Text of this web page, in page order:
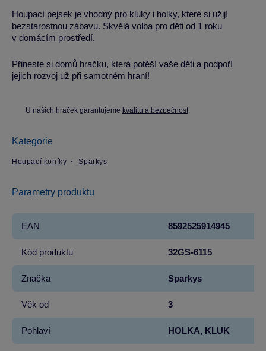
Houpací pejsek je vhodný pro kluky i holky, které si užijí
bezstarostnou zábavu. Skvělá volba pro děti od 1 roku
v domácím prostředí.
Přineste si domů hračku, která potěší vaše děti a podpoří
jejich rozvoj už při samotném hraní!
U našich hraček garantujeme kvalitu a bezpečnost.
Kategorie
Houpací koníky Sparkys
Parametry produktu
EAN 8592525914945
Kód produktu 32GS-6115
Značka Sparkys
Věk od 3
Pohlaví HOLKA, KLUK